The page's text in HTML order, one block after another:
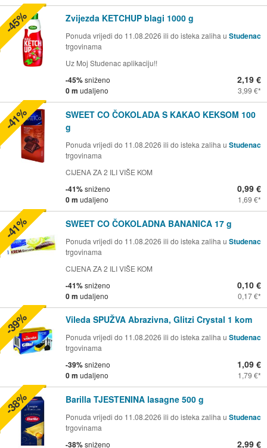
Zvijezda KETCHUP blagi 1000 g
Ponuda vrijedi do 11.08.2026 ili do isteka zaliha u Studenac
trgovinama
Uz Moj Studenac aplikaciju!!
-45%sniženo
0 m udaljeno
2,19 €
3,99 €
-45%
SWEET CO ČOKOLADA S KAKAO KEKSOM 100
g
Ponuda vrijedi do 11.08.2026 ili do isteka zaliha u Studenac
trgovinama
CIJENA ZA 2 ILI VIŠE KOM
-41%sniženo
0 m udaljeno
0,99 €
1,69 €
-41%
SWEET CO ČOKOLADNA BANANICA 17 g
Ponuda vrijedi do 11.08.2026 ili do isteka zaliha u Studenac
trgovinama
CIJENA ZA 2 ILI VIŠE KOM
-41%sniženo
0 m udaljeno
0,10 €
0,17 €
-41%
Vileda SPUŽVA Abrazivna, Glitzi Crystal 1 kom
Ponuda vrijedi do 11.08.2026 ili do isteka zaliha u Studenac
trgovinama
-39%sniženo
0 m udaljeno
1,09 €
1,79 €
-39%
Barilla TJESTENINA lasagne 500 g
Ponuda vrijedi do 11.08.2026 ili do isteka zaliha u Studenac
trgovinama
-38%sniženo 2,99 €
-38%